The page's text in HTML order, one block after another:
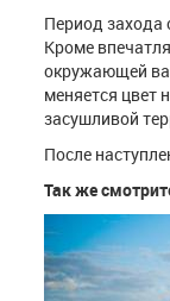
Период захода
Кроме
окружающей
меняется цвет
засушливой
После
Так же